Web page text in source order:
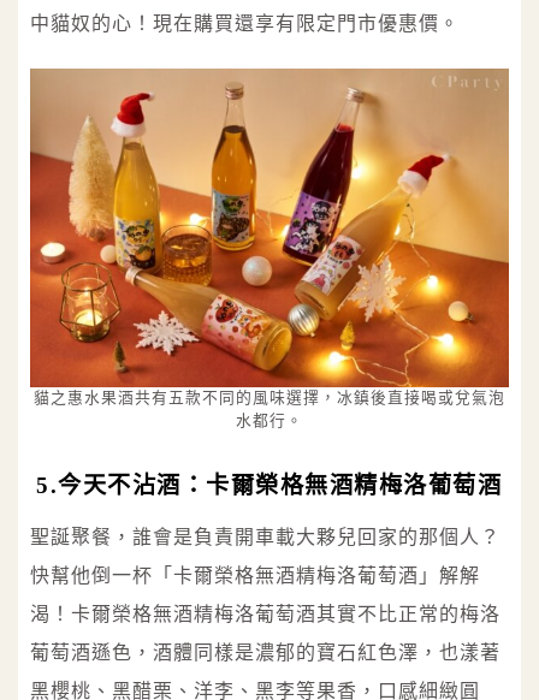
中貓奴的心！現在購買還享有限定門市優惠價。
貓之惠水果酒共有五款不同的風味選擇，冰鎮後直接喝或兌氣泡
水都行。
5.今天不沾酒：卡爾榮格無酒精梅洛葡萄酒
聖誕聚餐，誰會是負責開車載大夥兒回家的那個人？
快幫他倒一杯「卡爾榮格無酒精梅洛葡萄酒」解解
渴！卡爾榮格無酒精梅洛葡萄酒其實不比正常的梅洛
葡萄酒遜色，酒體同樣是濃郁的寶石紅色澤，也漾著
黑櫻桃、黑醋栗、洋李、黑李等果香，口感細緻圓